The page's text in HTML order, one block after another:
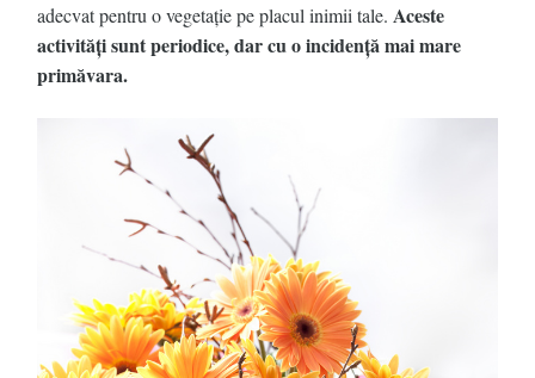
adecvat pentru o vegetaţie pe placul inimii tale. Aceste
activităţi sunt periodice, dar cu o incidenţă mai mare
primăvara.